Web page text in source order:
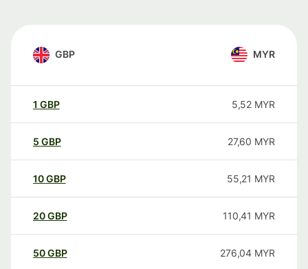
GBP MYR
1 GBP 5,52 MYR
5 GBP 27,60 MYR
10GBP 55,21 MYR
20GBP 110,41 MYR
50GBP 276,04 MYR